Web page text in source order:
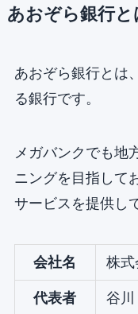
あおぞら銀行と
あおぞら銀行とは
る銀行です。
メガバンクでも地
ニングを目指して
サービスを提供し
会社名 株
代表者 谷川